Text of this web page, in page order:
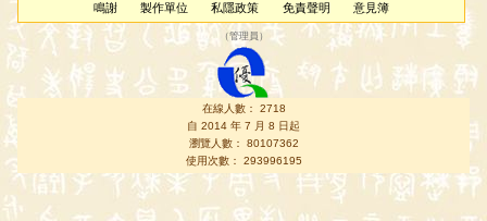
鳴謝
製作單位 私隱政策 免責聲明 意見簿
（管理員 ）
在線人數： 2718
自 2014 年 7 月 8 日起
瀏覽人數： 80107362
使用次數： 293996195